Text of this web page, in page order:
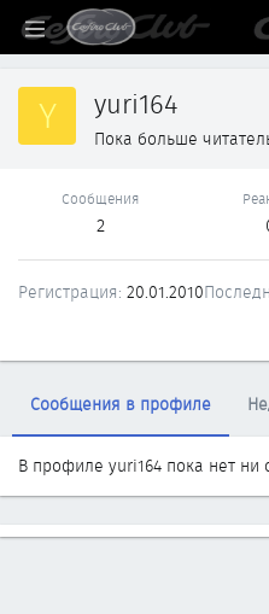
Y yuri164
Пока больше
Сообщения
2
Регистрация 20.01.2010
Сообщения в профиле
В профиле yuri164 пока нет ни